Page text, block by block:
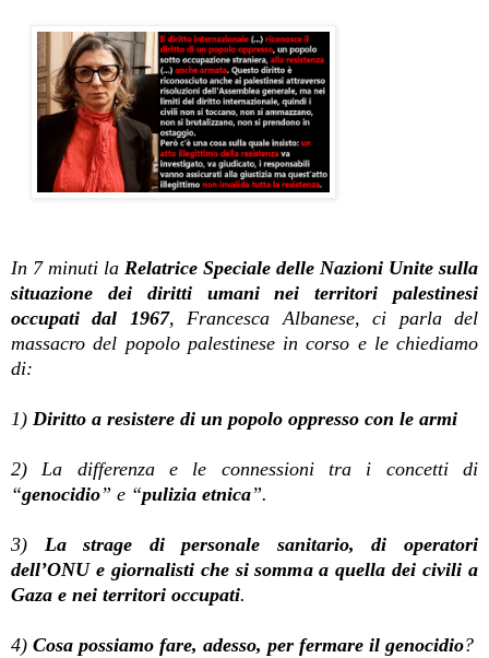
In 7 minuti la Relatrice Speciale delle Nazioni Unite sulla
situazione dei diritti umani nei territori palestinesi
occupati dal 1967, Francesca Albanese, ci parla del
massacro del popolo palestinese in corso e le chiediamo
di:
1) Diritto a resistere di un popolo oppresso con le armi
2) La differenza e le connessioni tra i concetti di
“genocidio” e “pulizia etnica”.
3) La strage di personale sanitario, di operatori
dell’ONU e giornalisti che si somma a quella dei civili a
Gaza e nei territori occupati.
4) Cosa possiamo fare, adesso, per fermare il genocidio?